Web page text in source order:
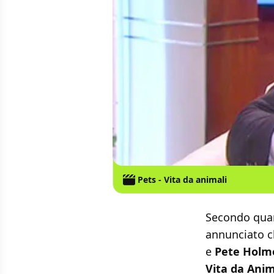
Pets - Vita da animali
Secondo
annunciato
e Pete
Vita da